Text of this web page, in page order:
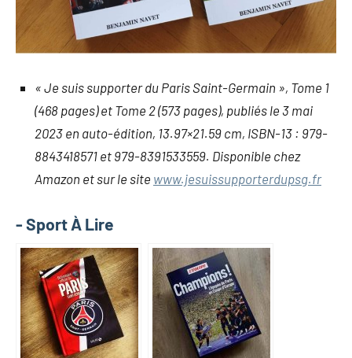
« Je suis supporter du Paris Saint-Germain », Tome 1
(468 pages) et Tome 2 (573 pages), publiés le 3 mai
2023 en auto-édition, 13.97×21.59 cm, ISBN-13 : 979-
8843418571 et 979-8391533559. Disponible chez
Amazon et sur le site www.jesuissupporterdupsg.fr
- Sport À Lire